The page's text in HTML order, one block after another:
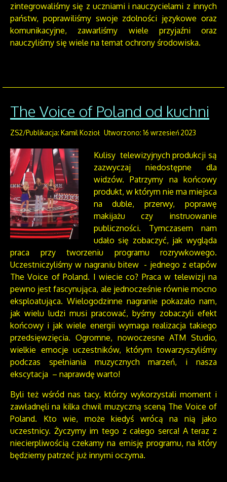
zintegrowaliśmy się z uczniami i nauczycielami z innych
państw, poprawiliśmy swoje zdolności językowe oraz
komunikacyjne, zawarliśmy wiele przyjaźni oraz
nauczyliśmy się wiele na temat ochrony środowiska.
The Voice of Poland od kuchni
ZS2/Publikacja: Kamil Kozioł Utworzono: 16 wrzesień 2023
Kulisy telewizyjnych produkcji są
zazwyczaj niedostępne dla
widzów. Patrzymy na końcowy
produkt, w którym nie ma miejsca
na duble, przerwy, poprawę
makijażu czy instruowanie
publiczności. Tymczasem nam
udało się zobaczyć, jak wygląda
praca przy tworzeniu programu rozrywkowego.
Uczestniczyliśmy w nagraniu bitew - jednego z etapów
The Voice of Poland. I wiecie co? Praca w telewizji na
pewno jest fascynująca, ale jednocześnie równie mocno
eksploatująca. Wielogodzinne nagranie pokazało nam,
jak wielu ludzi musi pracować, byśmy zobaczyli efekt
końcowy i jak wiele energii wymaga realizacja takiego
przedsięwzięcia. Ogromne, nowoczesne ATM Studio,
wielkie emocje uczestników, którym towarzyszyliśmy
podczas spełniania muzycznych marzeń, i nasza
ekscytacja – naprawdę warto!
Byli też wśród nas tacy, którzy wykorzystali moment i
zawładnęli na kilka chwil muzyczną sceną The Voice of
Poland. Kto wie, może kiedyś wrócą na nią jako
uczestnicy. Życzymy im tego z całego serca! A teraz z
niecierpliwością czekamy na emisję programu, na który
będziemy patrzeć już innymi oczyma.